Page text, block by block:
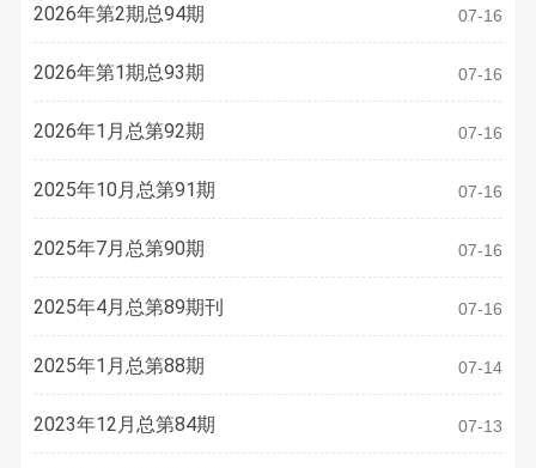
2026年第2期总94期 07-16
2026年第1期总93期 07-16
2026年1月总第92期 07-16
2025年10月总第91期 07-16
2025年7月总第90期 07-16
2025年4月总第89期刊 07-16
2025年1月总第88期 07-14
2023年12月总第84期 07-13